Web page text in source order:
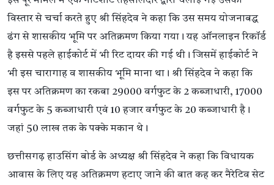
विस्तार से चर्चा करते हुए श्री सिंहदेव ने कहा कि उस समय योजनाबद्ध
ढंग से शासकीय भूमि पर अतिक्रमण किया गया। यह ऑनलाइन रिकॉर्ड
है इससे पहले हाईकोर्ट में भी रिट दायर की गई थी। जिसमें हाईकोर्ट ने
भी इस चारागाह व शासकीय भूमि माना था। श्री सिंहदेव ने कहा कि
इस पर अतिक्रमण का रकबा 29000 वर्गफुट के 2 कब्जाधारी, 17000
वर्गफुट के 5 कब्जाधारी एवं 10 हजार वर्गफुट के 20 कब्जाधारी है।
जहां 50 लाख तक के पक्के मकान थे।
छत्तीसगढ़ हाउसिंग बोर्ड के अध्यक्ष श्री सिंहदेव ने कहा कि विधायक
आवास के लिए यह अतिक्रमण हटाए जाने की बात कह कर नैरेटिव सेट